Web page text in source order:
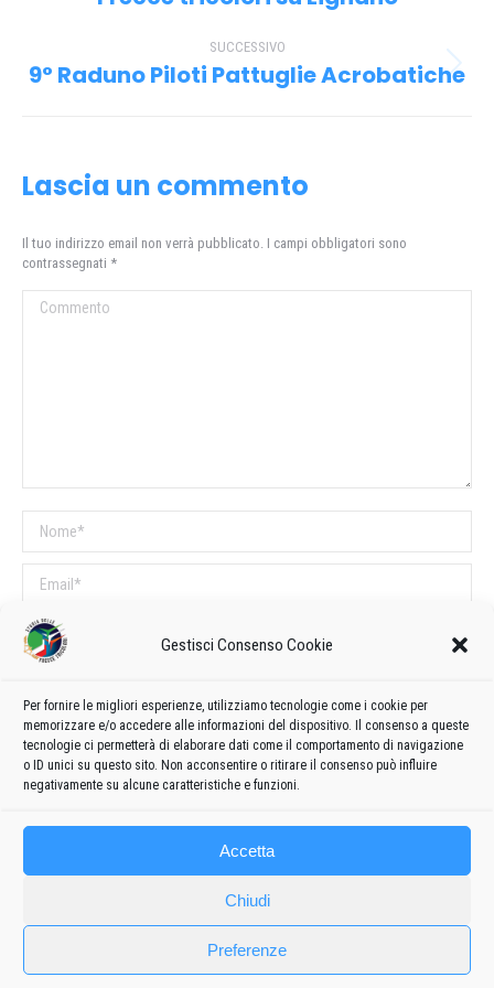
Gestisci Consenso Cookie
Per fornire le migliori esperienze, utilizziamo tecnologie come i cookie per
memorizzare e/o accedere alle informazioni del dispositivo. Il consenso a queste
tecnologie ci permetterà di elaborare dati come il comportamento di navigazione
o ID unici su questo sito. Non acconsentire o ritirare il consenso può influire
negativamente su alcune caratteristiche e funzioni.
Accetta
Chiudi
Preferenze
post SUCCESSIVO
Prossimo
9° Raduno Piloti Pattuglie Acrobatiche
Lascia un commento
Il tuo indirizzo email non verrà pubblicato. I campi obbligatori sono
contrassegnati *
Commento
Nome *
Email *
Sito web
COMMENTI SUL POST
Questo sito utilizza Akismet per ridurre lo spam.Scopri come vengono
elaborati i dati derivati dai commenti.